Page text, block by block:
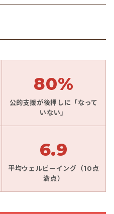
80%
公的支援が後押しに「なって
いない」
6.9
平均ウェルビーイング（10点
満点）